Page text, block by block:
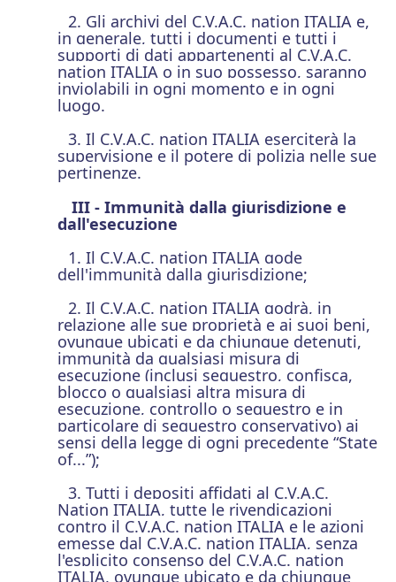
2. Gli archivi del C.V.A.C. nation ITALIA e,
in generale, tutti i documenti e tutti i
supporti di dati appartenenti al C.V.A.C.
nation ITALIA o in suo possesso, saranno
inviolabili in ogni momento e in ogni
luogo.
3. Il C.V.A.C. nation ITALIA eserciterà la
supervisione e il potere di polizia nelle sue
pertinenze.
III - Immunità dalla giurisdizione e
dall'esecuzione
1. Il C.V.A.C. nation ITALIA gode
dell'immunità dalla giurisdizione;
2. Il C.V.A.C. nation ITALIA godrà, in
relazione alle sue proprietà e ai suoi beni,
ovunque ubicati e da chiunque detenuti,
immunità da qualsiasi misura di
esecuzione (inclusi sequestro, confisca,
blocco o qualsiasi altra misura di
esecuzione, controllo o sequestro e in
particolare di sequestro conservativo) ai
sensi della legge di ogni precedente “State
of...”);
3. Tutti i depositi affidati al C.V.A.C.
Nation ITALIA, tutte le rivendicazioni
contro il C.V.A.C. nation ITALIA e le azioni
emesse dal C.V.A.C. nation ITALIA, senza
l'esplicito consenso del C.V.A.C. nation
ITALIA, ovunque ubicato e da chiunque